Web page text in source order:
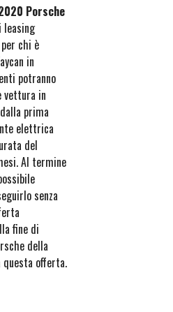
Porsche
leasing
chi è
in
potranno
vettura in
prima
elettrica
del
Al termine
senza
fine di
della
questa offerta.